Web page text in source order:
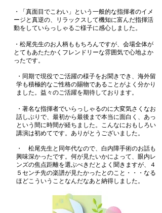
・「真面目でこわい」という一般的な指揮者のイメ
ージと真逆の、リラックスして機知に富んだ指揮活
動をしていらっしゃるご様子に感心しました。
・松尾先生のお人柄ももちろんですが、会場全体が
とてもあたたかくフレンドリーな雰囲気で心地よか
ったです。
・同期で現役でご活躍の様子をお聞きでき、海外留
学も積極的なご性格の賜物であることがよく分かり
ました。益々のご活躍を期待しております。
・著名な指揮者でいらっしゃるのに大変気さくなお
話しぶりで、最初から最後まで本当に面白く、あっ
という間に時間が経ちました。こんなにおもしろい
講演は初めてです。ありがとうございました。
・ 松尾先生と同年代なので、白内障手術のお話も
興味深かったです。何が見たいかによって、眼内レ
ンズの焦点距離を選ぶべきだとよく聞きますが、４
５センチ先の楽譜が見たかったとのこと・・・なる
ほどこういうことなんだなあと納得しました。